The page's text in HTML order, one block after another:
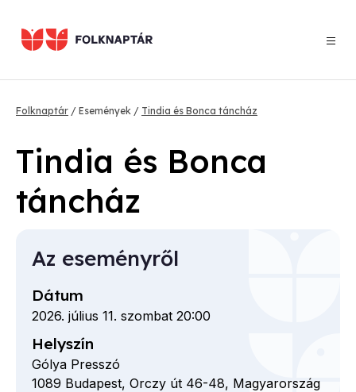
tartalomra
Morzsa
Folknaptár Események Tindia és Bonca táncház
Tindia és Bonca
táncház
Az eseményről
Dátum
2026. július 11. szombat 20:00
Helyszín
Gólya Presszó
1089 Budapest, Orczy út 46-48, Magyarország